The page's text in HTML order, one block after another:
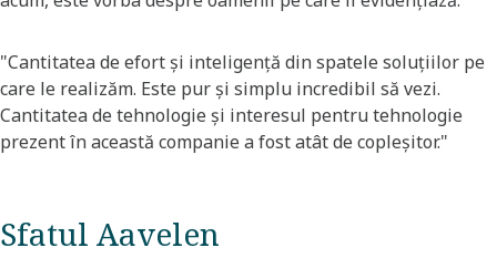
"Cantitatea de efort și inteligență din spatele soluțiilor pe
care le realizăm. Este pur și simplu incredibil să vezi.
Cantitatea de tehnologie și interesul pentru tehnologie
prezent în această companie a fost atât de copleșitor."
Sfatul Aavelen